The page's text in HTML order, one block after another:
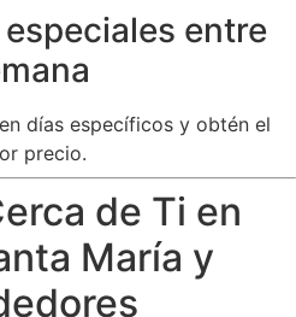
entre
días específicos y obtén el
precio.
de Ti en
María y